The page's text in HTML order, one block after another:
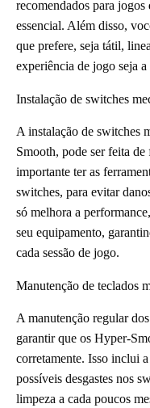
recomendados para jogos
essencial. Além disso,
que prefere, seja tátil,
experiência de jogo seja
Instalação de switches
A instalação de switches
Smooth, pode ser feita
importante ter as
switches, para evitar
só melhora a
seu equipamento,
cada sessão de jogo.
Manutenção de teclados
A manutenção regular
garantir que os Hyper-
corretamente. Isso inclui
possíveis desgastes nos
limpeza a cada poucos